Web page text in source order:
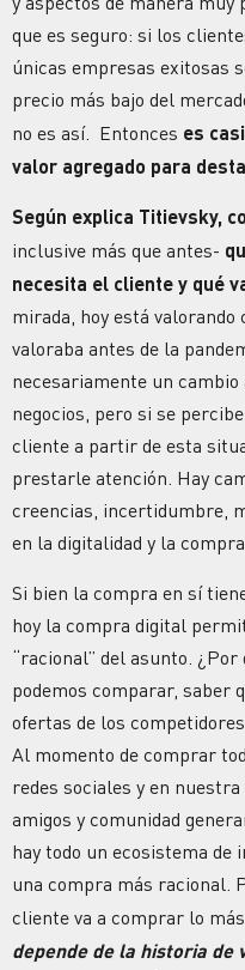
que es seguro: si los
únicas empresas exitosas
precio más bajo del
no es así. Entonces es
valor agregado para
Según explica Titievsky,
inclusive más que antes-
necesita el cliente y qué
mirada, hoy está
valoraba antes de la
necesariamente un
negocios, pero si se
cliente a partir de esta
prestarle atención. Hay
creencias, incertidumbre,
en la digitalidad y la
Si bien la compra en sí
hoy la compra digital
“racional” del asunto.
podemos comparar, saber
ofertas de los
Al momento de comprar
redes sociales y en
amigos y comunidad
hay todo un ecosistema
una compra más racional.
cliente va a comprar lo
depende de la historia de